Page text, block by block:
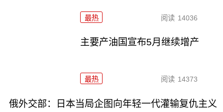
最热 阅读 14036
主要产油国宣布5月继续增产
最热 阅读 14373
俄外交部：日本当局企图向年轻一代灌输复仇主义